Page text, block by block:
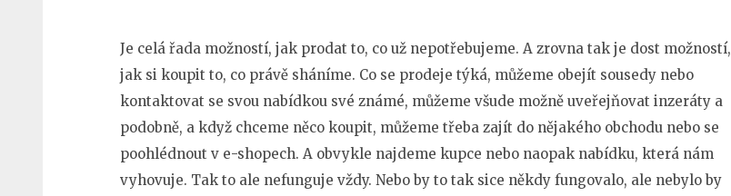
Je celá řada možností, jak prodat to, co už nepotřebujeme. A zrovna tak je dost možností,
jak si koupit to, co právě sháníme. Co se prodeje týká, můžeme obejít sousedy nebo
kontaktovat se svou nabídkou své známé, můžeme všude možně uveřejňovat inzeráty a
podobně, a když chceme něco koupit, můžeme třeba zajít do nějakého obchodu nebo se
poohlédnout v e-shopech. A obvykle najdeme kupce nebo naopak nabídku, která nám
vyhovuje. Tak to ale nefunguje vždy. Nebo by to tak sice někdy fungovalo, ale nebylo by